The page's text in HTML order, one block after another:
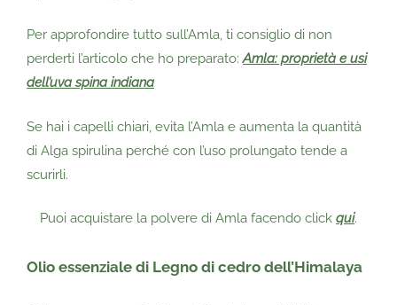
Per approfondire tutto sull’Amla, ti consiglio di non
perderti l’articolo che ho preparato:Amla: proprietà e usi
dell’uva spina indiana
Se hai i capelli chiari, evita l’Amla e aumenta la quantità
di Alga spirulina perché con l’uso prolungato tende a
scurirli.
Puoi acquistare la polvere di Amla facendo click qui.
Olio essenziale di Legno di cedro dell’Himalaya